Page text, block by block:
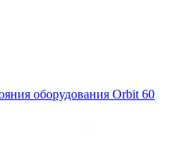
оборудования Orbit 60